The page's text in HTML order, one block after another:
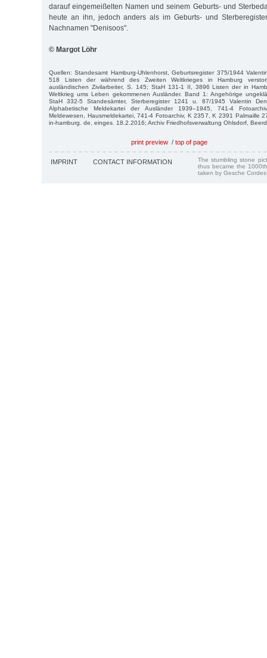
darauf eingemeißelten Namen und seinem Geburts- und
heute an ihn, jedoch anders als im Geburts- und
Nachnamen "Denisoos".
© Margot Löhr
Quellen: Standesamt Hamburg-Uhlenhorst, Geburtsregister 375/1944
518 Listen der während des Zweiten Weltkrieges in Hamburg
ausländischen Zivilarbeiter, S. 145; StaH 131-1 II, 3896 Listen der in
Weltkrieg ums Leben gekommenen Ausländer. Band 1: Angehörige
StaH 332-5 Standesämter, Sterberegister 1241 u. 87/1945 Valentin
Alphabetische Meldekartei der Ausländer 1939–1945, 741-4
Meldewesen, Hausmeldekartei, 741-4 Fotoarchiv, K 2357, K 2391 Palmaille
in-hamburg. de, einges. 18.2.2016; Archiv Friedhofsverwaltung Ohlsdorf,
print preview / top of page
IMPRINT CONTACT INFORMATION
The stumbling stone
thus became the
taken by Gesche